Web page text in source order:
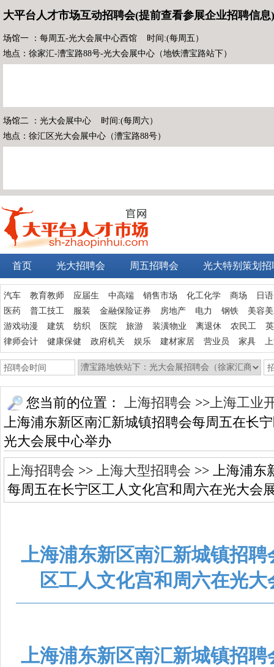
大平台人才市场互动招聘会(提前查看参展企业招聘信息)
场馆一 ：每周五-光大会展中心西馆 时间:(每周五）
地点：徐家汇-漕宝路88号-光大会展中心（地铁漕宝路站下）
场馆二 ：光大会展中心 时间:(每周六）
地点：徐汇区光大会展中心（漕宝路88号）
首页 光大招聘会 周五招聘会 光大特别策划招
汽车 教育教师 应届生 中高端 销售市场 化工化学 商场
日
医药
普工技工 服装 金融保险证券 房地产 电力 钢铁
美容
游戏动漫
建筑 纺织 医院 旅游 装潢物业 离退休 农民工
律师会计
健康保健 政府机关 娱乐 建材家居 营业员 家具
您当前的位置： 上海招聘会 >>上海工业
上海浦东新区南汇新城镇招聘会每周五在长
光大会展中心举办
上海招聘会 >> 上海大型招聘会 >> 上海浦东
每周五在长宁区工人文化宫和周六在光大会
上海浦东新区南汇新城镇招
区工人文化宫和周六在光
上海浦东新区南汇新城镇招